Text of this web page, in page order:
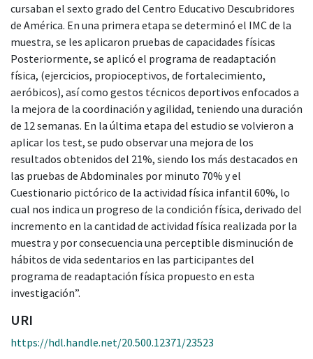
cursaban el sexto grado del Centro Educativo Descubridores
de América. En una primera etapa se determinó el IMC de la
muestra, se les aplicaron pruebas de capacidades físicas
Posteriormente, se aplicó el programa de readaptación
física, (ejercicios, propioceptivos, de fortalecimiento,
aeróbicos), así como gestos técnicos deportivos enfocados a
la mejora de la coordinación y agilidad, teniendo una duración
de 12 semanas. En la última etapa del estudio se volvieron a
aplicar los test, se pudo observar una mejora de los
resultados obtenidos del 21%, siendo los más destacados en
las pruebas de Abdominales por minuto 70% y el
Cuestionario pictórico de la actividad física infantil 60%, lo
cual nos indica un progreso de la condición física, derivado del
incremento en la cantidad de actividad física realizada por la
muestra y por consecuencia una perceptible disminución de
hábitos de vida sedentarios en las participantes del
programa de readaptación física propuesto en esta
investigación”.
URI
https://hdl.handle.net/20.500.12371/23523